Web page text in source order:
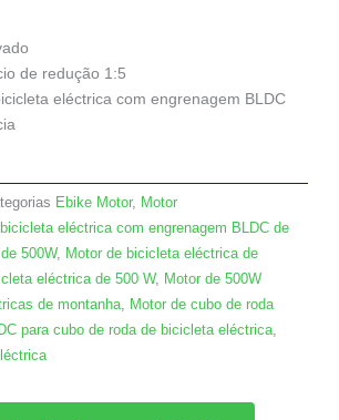
de redução 1:5
eléctrica com engrenagem BLDC
Ebike Motor, Motor
eléctrica com engrenagem BLDC de
500W, Motor de bicicleta eléctrica de
eléctrica de 500 W, Motor de 500W
de montanha, Motor de cubo de roda
para cubo de roda de bicicleta eléctrica,